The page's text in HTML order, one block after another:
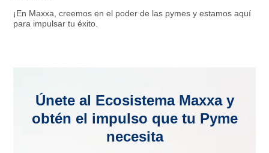
¡En Maxxa, creemos en el poder de las pymes y estamos aquí
para impulsar tu éxito.
Únete al Ecosistema Maxxa y
obtén el impulso que tu Pyme
necesita